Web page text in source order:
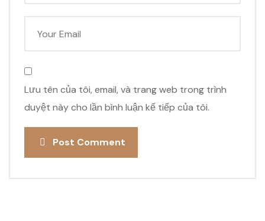
Lưu tên của tôi, email, và trang web trong trình
duyệt này cho lần bình luận kế tiếp của tôi.
Post Comment